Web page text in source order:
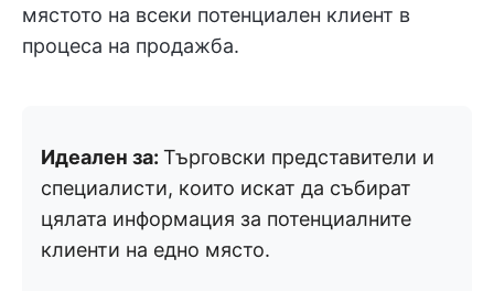
мястото на всеки потенциален клиент в
процеса на продажба.
Идеален за: Търговски представители и
специалисти, които искат да събират
цялата информация за потенциалните
клиенти на едно място.